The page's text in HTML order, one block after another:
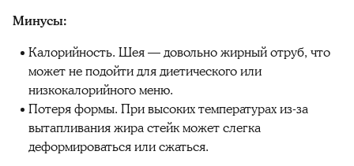
Минусы:
Калорийность. Шея — довольно жирный отруб, что
может не подойти для диетического или
низкокалорийного меню.
Потеря формы. При высоких температурах из-за
вытапливания жира стейк может слегка
деформироваться или сжаться.